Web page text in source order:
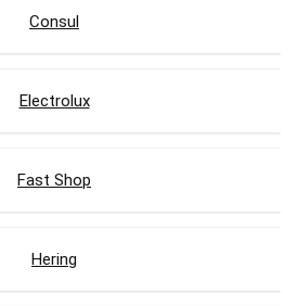
Consul
Electrolux
Fast Shop
Hering